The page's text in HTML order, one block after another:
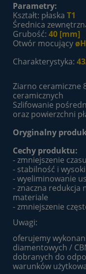
Parametry:
Kształt: płaska T1
Średnica
Grubość: 40 [mm]
Otwór mocujący
Charakterystyka:
Ziarno ceramiczne
ceramicznych
Szlifowanie
oraz powierzchni
Oryginalny
Cechy produktu:
- zmniejszenie
- stabilność i
- wyeliminowanie
- znaczna redukcja
materiale
- zmniejszenie
Uwagi:
oferujemy
diamentowych /
dobranych do
warunków